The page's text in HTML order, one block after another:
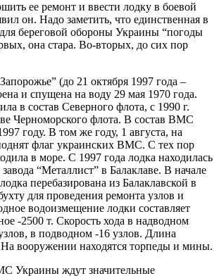
ее ремонт и ввести лодку в боевой
он. Надо заметить, что единственная в
береговой обороны Украины “погоды
она стара. Во-вторых, до сих пор
(до 21 октября 1997 года –
и спущена на воду 29 мая 1970 года.
в состав Северного флота, с 1990 г.
Черноморского флота. В состав ВМС
году. В том же году, 1 августа, на
флаг украинских ВМС. С тех пор
в море. С 1997 года лодка находилась
“Металлист” в Балаклаве. В начале
перебазирована из Балаклавской в
для проведения ремонта узлов и
водоизмещение лодки составляет
-2500 т. Скорость хода в надводном
в подводном -16 узлов. Длина
На вооружении находятся торпеды и мины.
Украины ждут значительные